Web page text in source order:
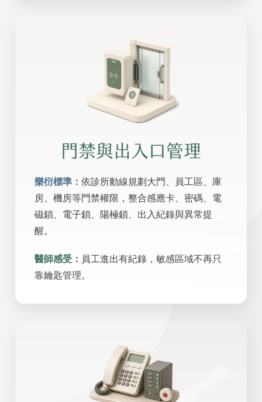
門禁與出入口管理
樂衍標準： 依診所動線規劃大門、員工區、庫
房、機房等門禁權限，整合感應卡、密碼、電
磁鎖、電子鎖、陽極鎖、出入紀錄與異常提
醒。
醫師感受： 員工進出有紀錄，敏感區域不再只
靠鑰匙管理。